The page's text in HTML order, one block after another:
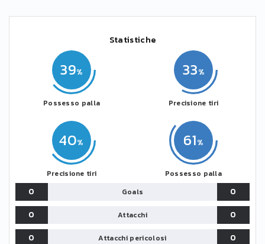
Statistiche
39
Possesso palla
40
Precisione tiri
61
Possesso palla
33
Precisione tiri
0 Goals
0
0
Attacchi
0
0
Attacchi pericolosi
0